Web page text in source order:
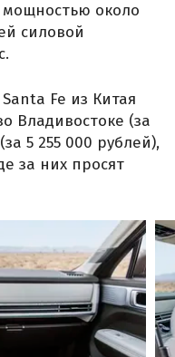
около
силовой
Fe из Китая
Владивостоке (за
5 255 000 рублей),
за них просят